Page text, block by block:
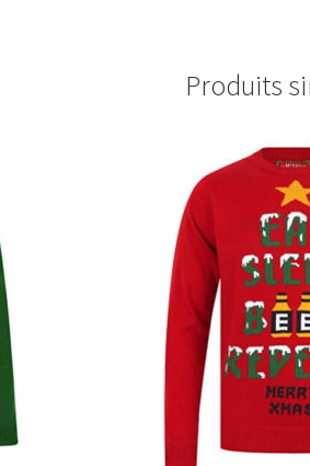
Produits